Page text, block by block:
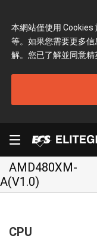
本網站僅使用 Cookies
等。如果您需要更多
解。您已了解並同意
AMD480XM-
A(V1.0)
CPU